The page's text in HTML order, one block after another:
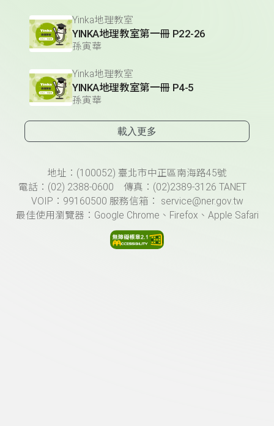
Yinka地理教室
YINKA地理教室第一冊 P22-26
孫寅華
Yinka地理教室
YINKA地理教室第一冊 P4-5
孫寅華
載入更多
頁尾資訊地址：(100052) 臺北市中正區南海路45號
電話：(02) 2388-0600 傳真：(02)2389-3126 TANET
VOIP：99160500 服務信箱： service@ner.gov.tw
最佳使用瀏覽器：Google Chrome、Firefox、Apple Safari